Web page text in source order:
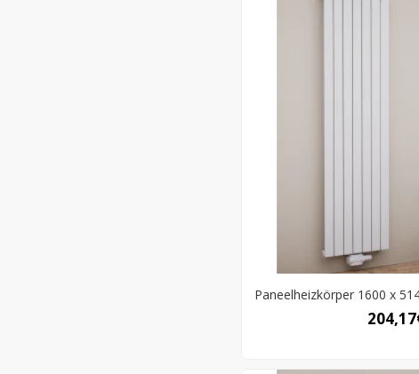
Paneelheizkörper 1600 x